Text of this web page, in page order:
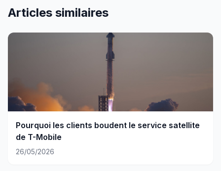
Articles similaires
Pourquoi les clients boudent le service satellite
de T-Mobile
26/05/2026